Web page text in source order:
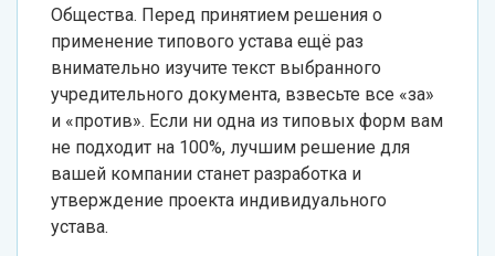
Общества. Перед принятием решения о
применение типового устава ещё раз
внимательно изучите текст выбранного
учредительного документа, взвесьте все «за»
и «против». Если ни одна из типовых форм вам
не подходит на 100%, лучшим решение для
вашей компании станет разработка и
утверждение проекта индивидуального
устава.